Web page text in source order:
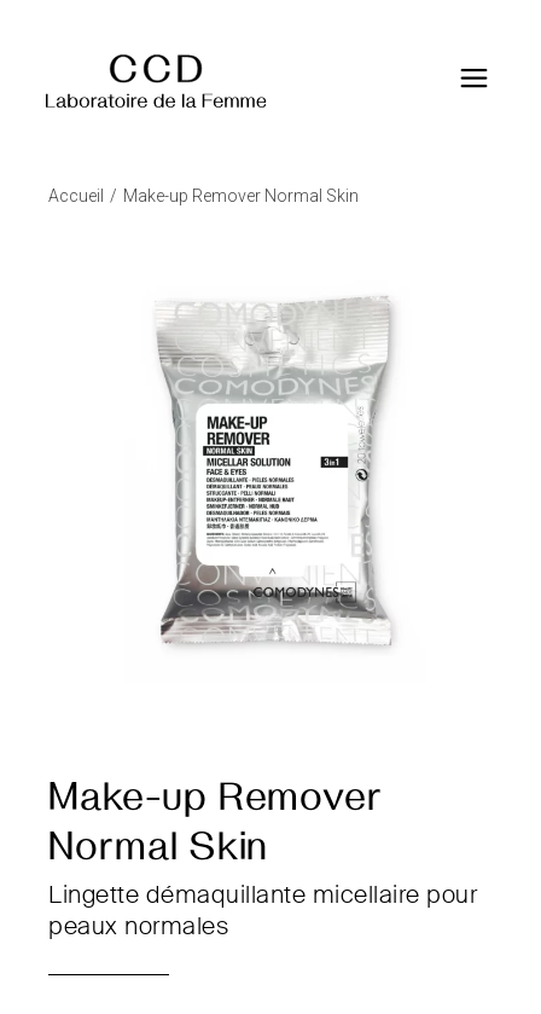
Accueil Make-up Remover Normal Skin
Make-up Remover
Normal Skin
Lingette démaquillante micellaire pour
peaux normales